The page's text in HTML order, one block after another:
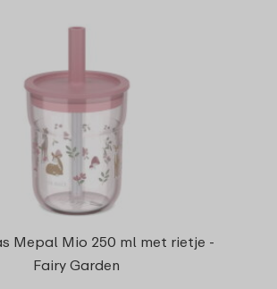
Mepal Mio 250 ml met rietje -
Fairy Garden